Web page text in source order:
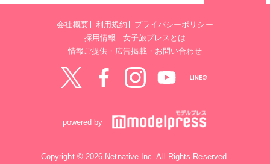
会社概要 利用規約
プライバシーポリシー
採用情報
女子旅プレスとは
情報ご提供・広告掲載・お問い合わせ
powered by
Copyright © 2026 Netnative Inc. All Rights Reserved.